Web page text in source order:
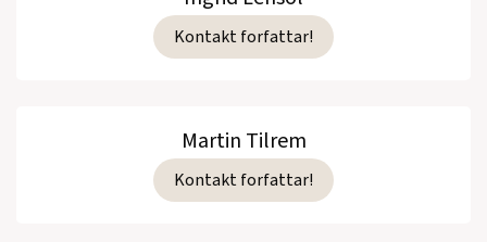
Kontakt forfattar!
Martin Tilrem
Kontakt forfattar!